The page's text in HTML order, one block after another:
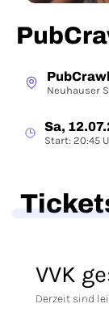
Neuhauser
Sa,
Start: 20:45
VVK
Derzeit sind